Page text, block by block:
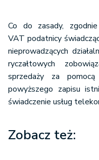
Co do zasady,
VAT podatnicy
nieprowadzących
ryczałtowych
sprzedaży za
powyższego zapisu
świadczenie usług
Zobacz też: